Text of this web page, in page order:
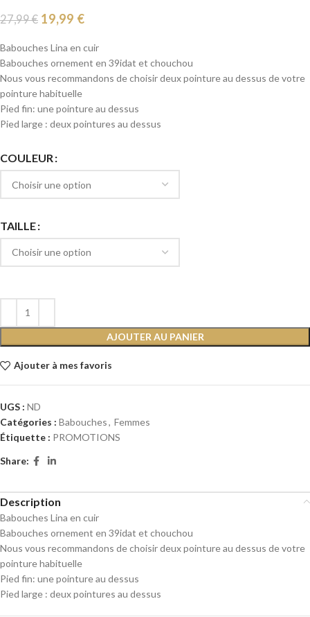
27,99€ 19,99 €
Babouches Lina en cuir
Babouches ornement en 39idat et chouchou
Nous vous recommandons de choisir deux pointure au dessus de votre
pointure habituelle
Pied fin: une pointure au dessus
Pied large : deux pointures au dessus
COULEUR
TAILLE
AJOUTER AU PANIER
Ajouter à mes favoris
UGS : ND
Catégories : Babouches, Femmes
Étiquette : PROMOTIONS
Share:
Description
Babouches Lina en cuir
Babouches ornement en 39idat et chouchou
Nous vous recommandons de choisir deux pointure au dessus de votre
pointure habituelle
Pied fin: une pointure au dessus
Pied large : deux pointures au dessus